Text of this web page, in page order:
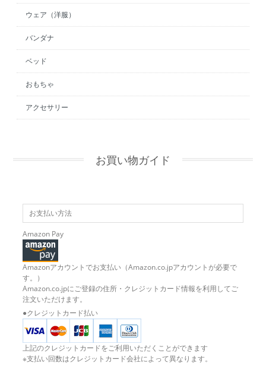
ウェア（洋服）
バンダナ
ベッド
おもちゃ
アクセサリー
お買い物ガイド
お支払い方法
Amazon Pay
Amazonアカウントでお支払い（Amazon.co.jpアカウントが必要で
す。）
Amazon.co.jpにご登録の住所・クレジットカード情報を利用してご
注文いただけます。
●クレジットカード払い
上記のクレジットカードをご利用いただくことができます
※支払い回数はクレジットカード会社によって異なります。